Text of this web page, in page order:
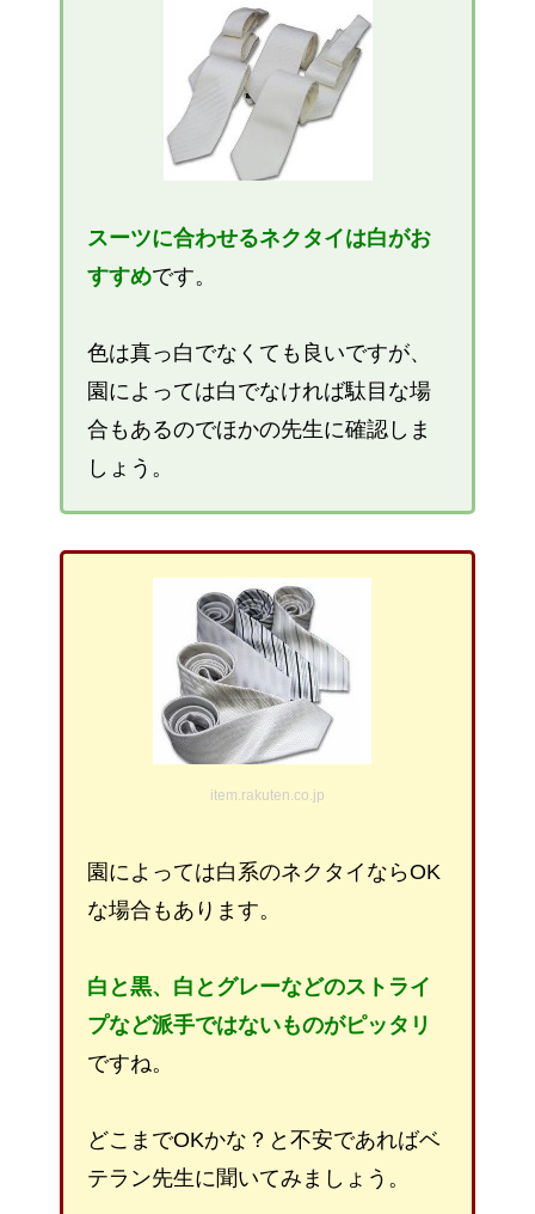
スーツに合わせるネクタイは白がお
すすめです。
色は真っ白でなくても良いですが、
園によっては白でなければ駄目な場
合もあるのでほかの先生に確認しま
しょう。
item.rakuten.co.jp
園によっては白系のネクタイならOK
な場合もあります。
白と黒、白とグレーなどのストライ
プなど派手ではないものがピッタリ
ですね。
どこまでOKかな？と不安であればベ
テラン先生に聞いてみましょう。